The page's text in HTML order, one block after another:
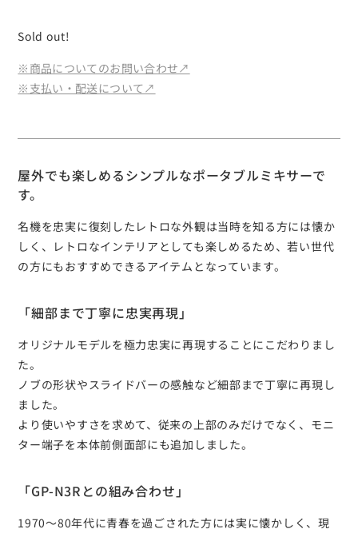
Sold out!
※商品についてのお問い合わせ↗︎
※支払い・配送について↗︎
屋外でも楽しめるシンプルなポータブルミキサーで
す。
名機を忠実に復刻したレトロな外観は当時を知る方には懐か
しく、レトロなインテリアとしても楽しめるため、若い世代
の方にもおすすめできるアイテムとなっています。
「細部まで丁寧に忠実再現」
オリジナルモデルを極力忠実に再現することにこだわりまし
た。
ノブの形状やスライドバーの感触など細部まで丁寧に再現し
ました。
より使いやすさを求めて、従来の上部のみだけでなく、モニ
ター端子を本体前側面部にも追加しました。
「GP-N3Rとの組み合わせ」
1970～80年代に青春を過ごされた方には実に懐かしく、現